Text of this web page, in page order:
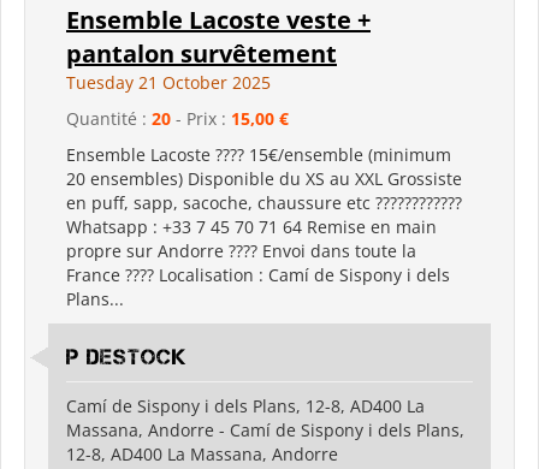
Ensemble Lacoste veste +
pantalon survêtement
Tuesday 21 October 2025
Quantité : 20 - Prix : 15,00 €
Ensemble Lacoste ???? 15€/ensemble (minimum
20 ensembles) Disponible du XS au XXL Grossiste
en puff, sapp, sacoche, chaussure etc ????????????
Whatsapp : +33 7 45 70 71 64 Remise en main
propre sur Andorre ???? Envoi dans toute la
France ???? Localisation : Camí de Sispony i dels
Plans...
P destock
Camí de Sispony i dels Plans, 12-8, AD400 La
Massana, Andorre - Camí de Sispony i dels Plans,
12-8, AD400 La Massana, Andorre